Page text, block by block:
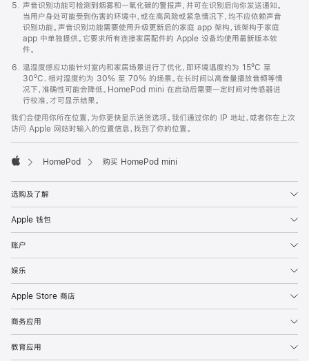
声音识别功能可检测到烟雾和一氧化碳的警报声，并可在识别后向你发送通知。
当用户身处可能受到伤害的环境中，或在高风险或紧急情况下，均不应依赖声音
识别功能。声音识别功能需要使用升级更新后的家庭 app 架构，该架构于家庭
app 中单独提供。它要求所有连接家居配件的 Apple 设备均使用最新版本软
件。
温湿度感应功能针对室内和家居场景进行了优化，即环境温度约为 15ºC 至
30ºC、相对湿度约为 30% 至 70% 的场景。在长时间以高音量播放音频等情
况下，准确性可能会降低。HomePod mini 在启动后需要一定时间对传感器进
行校准，才可显示结果。
我们会使用你所在位置，为你更快显示送货选项。我们通过你的 IP 地址，或者你在上次
访问 Apple 网站时输入的位置信息，找到了你的位置。
HomePod 购买 HomePod mini
选购及了解
Apple 钱包
账户
娱乐
Apple Store 商店
商务应用
教育应用